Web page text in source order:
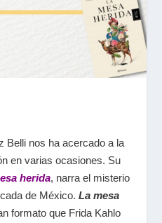
Belli nos ha acercado a la
en varias ocasiones. Su
herida, narra el misterio
de México. La mesa
formato que Frida Kahlo